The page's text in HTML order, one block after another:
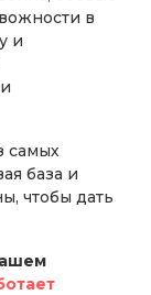
в
и
самых
база и
чтобы дать